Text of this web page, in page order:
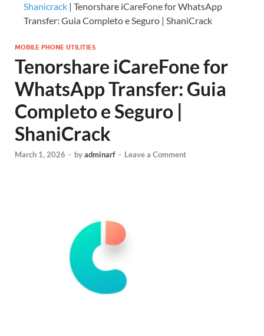
Shanicrack | Tenorshare iCareFone for WhatsApp
Transfer: Guia Completo e Seguro | ShaniCrack
MOBILE PHONE UTILITIES
Tenorshare iCareFone for
WhatsApp Transfer: Guia
Completo e Seguro |
ShaniCrack
March 1, 2026 - byadminarf - Leave a Comment